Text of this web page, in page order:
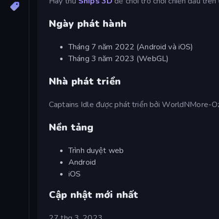
Ngày phát hành
Tháng 7 năm 2022 (Android và iOS)
Tháng 3 năm 2023 (WebGL)
Nhà phát triển
Captains Idle được phát triển bởi WorldNMore-
Nền tảng
Trình duyệt web
Android
iOS
Cập nhật mới nhất